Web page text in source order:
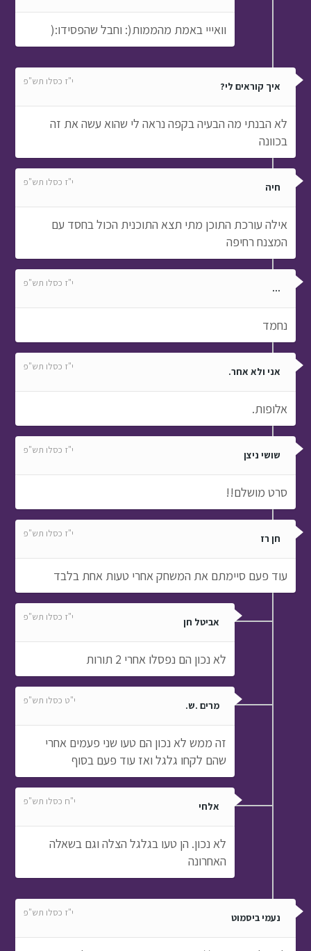
וואייי באמת מהממות(: וחבל שהפסידו:(
איך קוראים לי? י"ז כסלו תש"פ
לא הבנתי מה הבעיה בקפה נראה לי שהוא עשה את זה
בכוונה
חיה י"ז כסלו תש"פ
אילה עורכת התוכן מתי תצא התוכנית הכול בחסד עם
המצנח רחיפה
... י"ז כסלו תש"פ
נחמד
אני ולא אחר. י"ז כסלו תש"פ
אלופות.
שושי ניצן י"ז כסלו תש"פ
סרט מושלם!!
חן רז י"ז כסלו תש"פ
עוד פעם סיימתם את המשחק אחרי טעות אחת בלבד
אביטל חן י"ז כסלו תש"פ
לא נכון הם נפסלו אחרי 2 תורות
מרים .ש. י"ט כסלו תש"פ
זה ממש לא נכון הם טעו שני פעמים אחרי
שהם לקחו גלגל ואז עוד פעם בסוף
אלחי י"ח כסלו תש"פ
לא נכון. הן טעו בגלגל הצלה וגם בשאלה
האחרונה
נעמי ביסמוט י"ז כסלו תש"פ